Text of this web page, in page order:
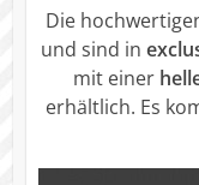
Die
und sind in
mit einer
erhältlich. Es